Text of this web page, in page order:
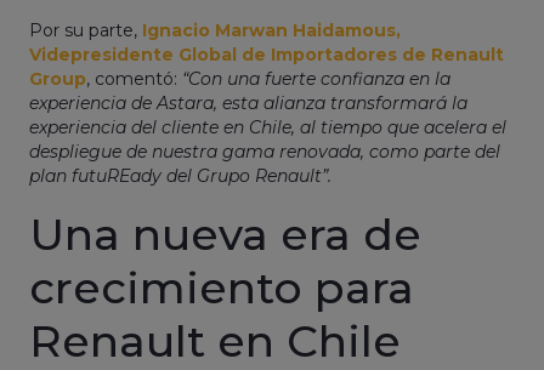
Por su parte, Ignacio Marwan Haidamous,
Videpresidente Global de Importadores de Renault
Group, comentó: “Con una fuerte confianza en la
experiencia de Astara, esta alianza transformará la
experiencia del cliente en Chile, al tiempo que acelera el
despliegue de nuestra gama renovada, como parte del
plan futuREady del Grupo Renault”.
Una nueva era de
crecimiento para
Renault en Chile